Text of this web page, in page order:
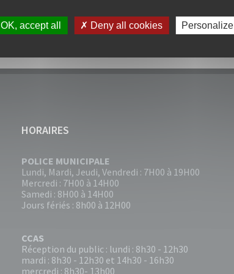
HORAIRES
POLICE MUNICIPALE
Lundi, Mardi, Jeudi, Vendredi : 7H00 à 19H00
Mercredi : 7H00 à 14H00
Samedi : 8H00 à 14H00
Jours fériés : 8h00 à 12H00
CCAS
Réception du public : lundi : 8h30 - 12h30
mardi : 8h30 - 12h30 et 14h30 - 16h30
mercredi : 8h30- 13h00
OK, accept all Deny all cookies Personalize